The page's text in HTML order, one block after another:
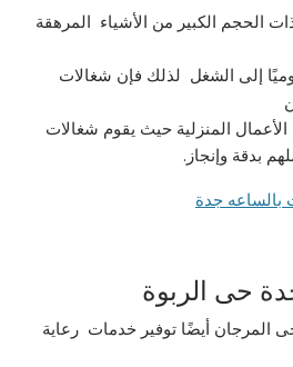
الحجم الكبير من الأشياء المرهقة
إلى الشغل لذلك فإن شغالات
المنزلية حيث يقوم شغالات
بدقة وإنجاز.
حى الربوة
المرجان أيضًا توفير خدمات رعاية